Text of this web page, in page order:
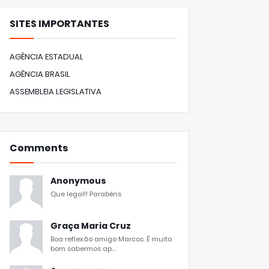
SITES IMPORTANTES
AGÊNCIA ESTADUAL
AGÊNCIA BRASIL
ASSEMBLEIA LEGISLATIVA
Comments
Anonymous
Que legal!! Parabéns
Graça Maria Cruz
Boa reflexão amigo Marcos. É muito
bom sabermos ap...